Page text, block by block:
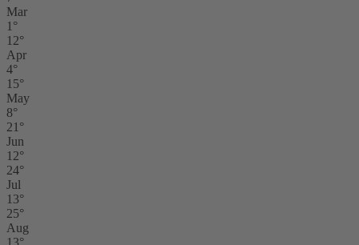
Mar
1°
12°
Apr
4°
15°
May
8°
21°
Jun
12°
24°
Jul
13°
25°
Aug
13°